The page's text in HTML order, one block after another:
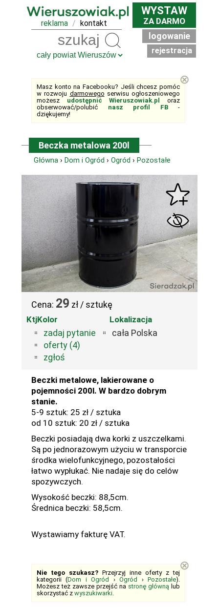
reklama / kontakt
WYSTAW
ZA DARMO
logowanie
rejestracja
Masz konto na Facebooku? Jeśli chcesz pomóc
w rozwoju darmowego serwisu ogłoszeniowego
możesz udostępnić Wieruszowiak.pl
oraz
obserwować/polubić nasz profil FB-
dziękujemy!
⊗
Beczka metalowa 200l
Główna › Dom i Ogród › Ogród › Pozostałe
Cena: 29 zł / sztukę
KtjKolor
zadaj pytanie
oferty (4)
zgłoś
Lokalizacja
cała Polska
Beczki metalowe, lakierowane o
pojemności 200l. W bardzo dobrym
stanie.
5-9 sztuk: 25 zł / sztuka
od 10 sztuk: 20 zł / sztuka
Beczki posiadają dwa korki z uszczelkami.
Są po jednorazowym użyciu w transporcie
środka wielofunkcyjnego, pozostałości
łatwo wypłukać. Nie nadaje się do celów
spozywczych.
Wysokość beczki: 88,5cm.
Średnica beczki: 58,5cm.
Wystawiamy fakturę VAT.
Nie tego szukasz? Przejrzyj inne oferty z tej
kategorii (Dom i Ogród ›Ogród ›Pozostałe).
Możesz też zawsze przejść na stronę główną lub
skorzystać z wyszukiwarki
⊗